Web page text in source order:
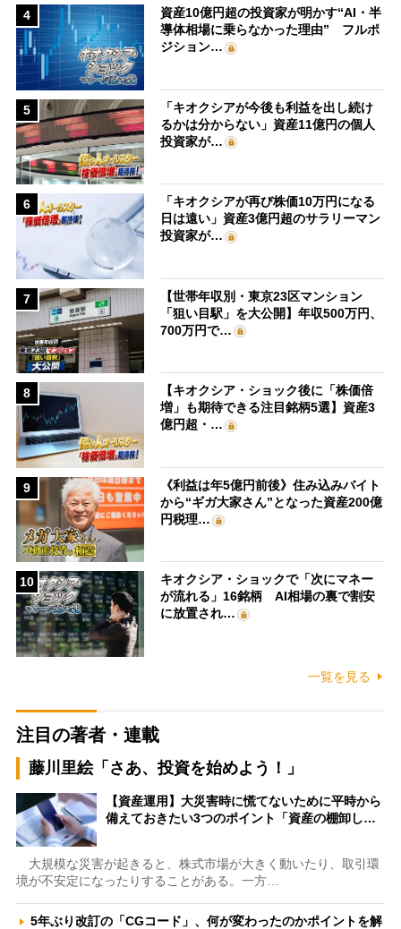
4
資産10億円超の投資家が明かす“AI・半
導体相場に乗らなかった理由” フルポ
ジション…
5
「キオクシアが今後も利益を出し続け
るかは分からない」資産11億円の個人
投資家が…
6
「キオクシアが再び株価10万円になる
日は遠い」資産3億円超のサラリーマン
投資家が…
7
【世帯年収別・東京23区マンション
「狙い目駅」を大公開】年収500万円、
700万円で…
8
【キオクシア・ショック後に「株価倍
増」も期待できる注目銘柄5選】資産3
億円超・…
9
《利益は年5億円前後》住み込みバイト
から“ギガ大家さん”となった資産200億
円税理…
10
キオクシア・ショックで「次にマネー
が流れる」16銘柄 AI相場の裏で割安
に放置され…
一覧を見る
注目の著者・連載
藤川里絵「さあ、投資を始めよう！」
【資産運用】大災害時に慌てないために平時から
備えておきたい3つのポイント「資産の棚卸し…
大規模な災害が起きると、株式市場が大きく動いたり、取引環
境が不安定になったりすることがある。一方…
5年ぶり改訂の「CGコード」、何が変わったのかポイントを解